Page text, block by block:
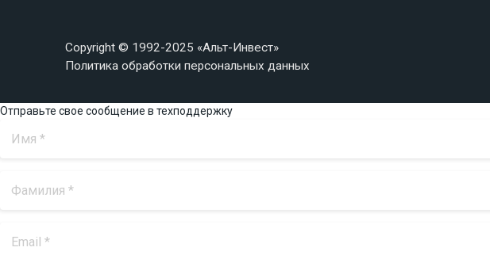
Copyright © 1992-2025 «Альт-Инвест»
Политика обработки персональных данных
Отправьте свое сообщение в техподдержку